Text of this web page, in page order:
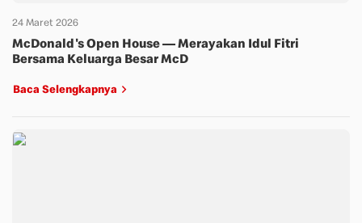
24 Maret 2026
McDonald's Open House — Merayakan Idul Fitri
Bersama Keluarga Besar McD
Baca Selengkapnya